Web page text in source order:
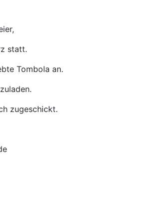
statt.
Tombola an.
zugeschickt.